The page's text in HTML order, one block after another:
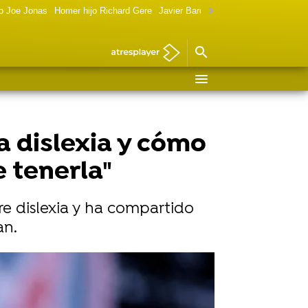
Joe Jonas Homer hijo Richard Gere Javier Bardem política
dislexia y cómo
tenerla"
dislexia y ha compartido
"Es una bendita"